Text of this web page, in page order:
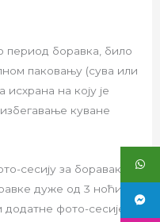
период боравка, било
паковању (сува или
на коју је
куване
сесију за боравак до
дуже од 3 ноћи.
фото-сесије, уз